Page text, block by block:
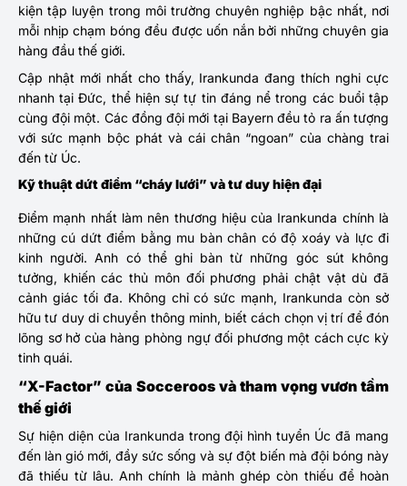
kiện tập luyện trong môi trường chuyên nghiệp bậc nhất, nơi
mỗi nhịp chạm bóng đều được uốn nắn bởi những chuyên gia
hàng đầu thế giới.
Cập nhật mới nhất cho thấy, Irankunda đang thích nghi cực
nhanh tại Đức, thể hiện sự tự tin đáng nể trong các buổi tập
cùng đội một. Các đồng đội mới tại Bayern đều tỏ ra ấn tượng
với sức mạnh bộc phát và cái chân “ngoan” của chàng trai
đến từ Úc.
Kỹ thuật dứt điểm “cháy lưới” và tư duy hiện đại
Điểm mạnh nhất làm nên thương hiệu của Irankunda chính là
những cú dứt điểm bằng mu bàn chân có độ xoáy và lực đi
kinh người. Anh có thể ghi bàn từ những góc sút không
tưởng, khiến các thủ môn đối phương phải chật vật dù đã
cảnh giác tối đa. Không chỉ có sức mạnh, Irankunda còn sở
hữu tư duy di chuyển thông minh, biết cách chọn vị trí để đón
lõng sơ hở của hàng phòng ngự đối phương một cách cực kỳ
tinh quái.
“X-Factor” của Socceroos và tham vọng vươn tầm
thế giới
Sự hiện diện của Irankunda trong đội hình tuyển Úc đã mang
đến làn gió mới, đầy sức sống và sự đột biến mà đội bóng này
đã thiếu từ lâu. Anh chính là mảnh ghép còn thiếu để hoàn